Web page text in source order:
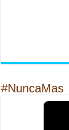
#NuncaMas